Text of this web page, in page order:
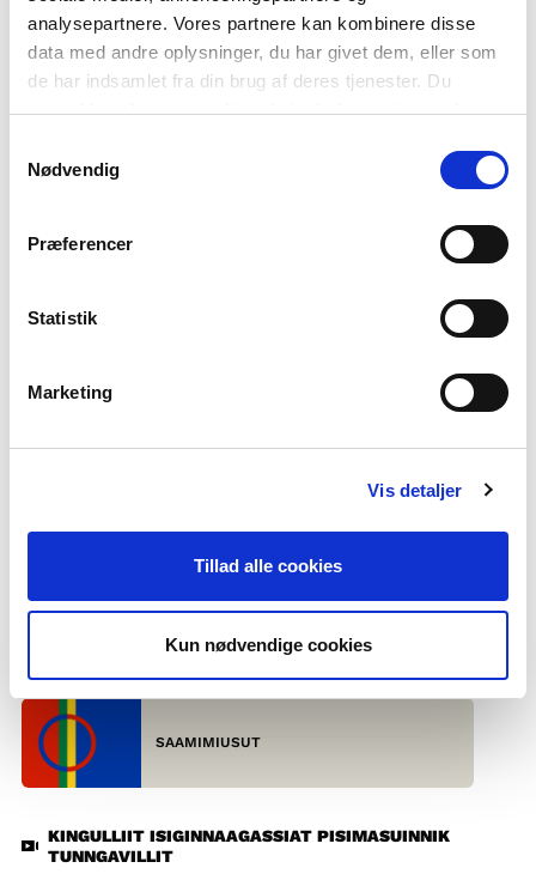
analysepartnere. Vores partnere kan kombinere disse
data med andre oplysninger, du har givet dem, eller som
de har indsamlet fra din brug af deres tjenester. Du
samtykker til vores cookies, hvis du fortsætter med at
Nødvendig
Præferencer
Statistik
Marketing
Vis detaljer
Tillad alle cookies
Kun nødvendige cookies
Oqaatsit atukkiussat : Ombudsman, Smörgåsbord og Glögg
Taajuminaannerpaat: Sju sjösjuka sjömän sköttes av sjutton sköna
NUNAT AVANNARLERNI INATSISARTUT
REALISMEN
SAAMIMIUSUT
KINGULLIIT ISIGINNAAGASSIAT PISIMASUINNIK
TUNNGAVILLIT